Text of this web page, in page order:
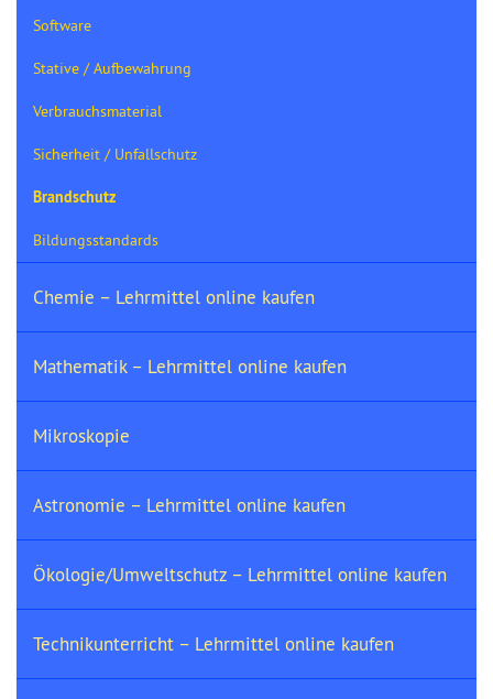
Software
Stative / Aufbewahrung
Verbrauchsmaterial
Sicherheit / Unfallschutz
Brandschutz
Bildungsstandards
Chemie – Lehrmittel online kaufen
Mathematik – Lehrmittel online kaufen
Mikroskopie
Astronomie – Lehrmittel online kaufen
Ökologie/Umweltschutz – Lehrmittel online kaufen
Technikunterricht – Lehrmittel online kaufen